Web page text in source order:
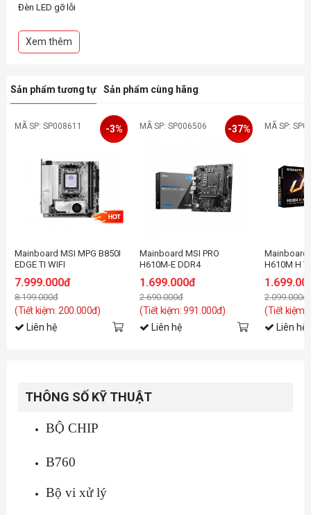
Đèn LED gỡ lỗi
Xem thêm
Sản phẩm tương tự Sản phẩm cùng hãng
MÃ SP: SP008611
Mainboard MSI MPG B850I
EDGE TI WIFI
7.999.000đ
8.199.000đ
(Tiết kiệm: 200.000đ)
-3%
Liên hệ
MÃ SP: SP006506
Mainboard MSI PRO
H610M-E DDR4
1.699.000đ
2.690.000đ
(Tiết kiệm: 991.000đ)
-37%
Liên hệ
MÃ SP:
Mainboard
H610M H
2.099.000đ
(Tiết kiệm:
Liên hệ
THÔNG SỐ KỸ THUẬT
BỘ CHIP
B760
Bộ vi xử lý